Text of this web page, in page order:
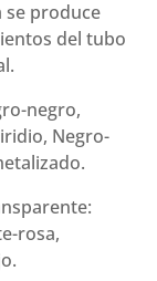
se produce
del tubo
negro,
Negro-
rosa,